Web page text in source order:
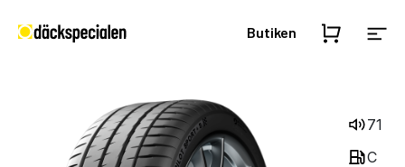
Butiken
71
C